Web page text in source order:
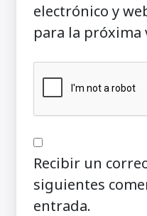
electrónico y
para la próxima
Recibir un
siguientes
entrada.